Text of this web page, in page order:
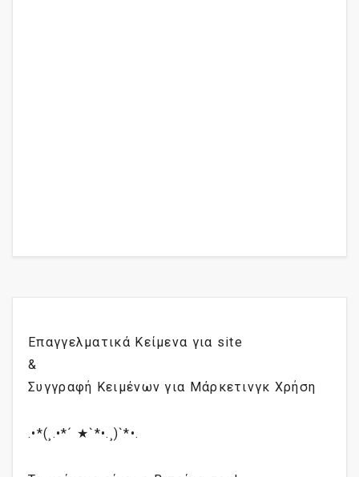
Επαγγελματικά Κείμενα για site
&
Συγγραφή Κειμένων για Μάρκετινγκ Χρήση
.•*(¸.•*´ ★`*•.¸)`*•.